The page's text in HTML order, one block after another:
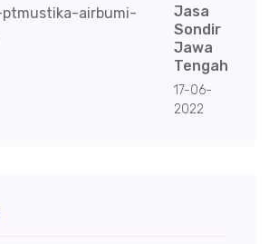
Jasa
Sondir
Jawa
Tengah
17-06-
2022